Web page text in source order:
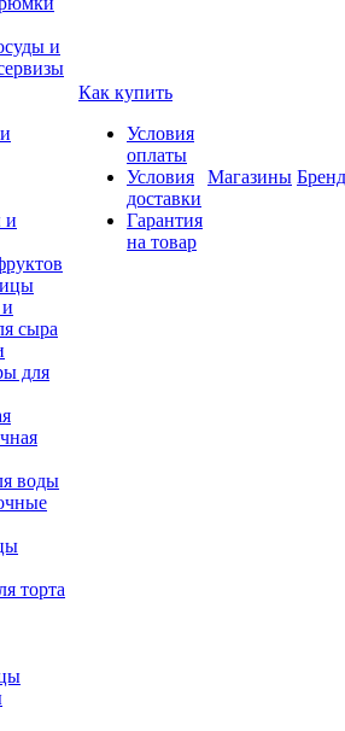
и
и
сыра
для
воды
торта
Как купить
Условия
оплаты
Условия
доставки
Гарантия
на товар
Магазины